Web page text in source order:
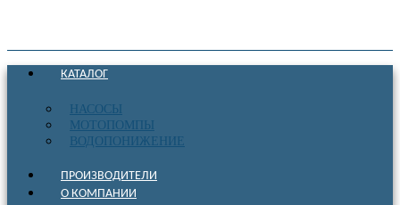
КАТАЛОГ
НАСОСЫ
МОТОПОМПЫ
ВОДОПОНИЖЕНИЕ
ПРОИЗВОДИТЕЛИ
О КОМПАНИИ